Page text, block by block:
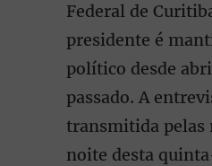
Federal de
presidente é
político desde
passado. A
transmitida pelas
noite desta